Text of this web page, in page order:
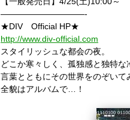
——————————-
★DIV Official HP★
http://www.div-official.com
スタイリッシュな都会の夜。
どこか寒々しく、孤独感と独特な
言葉とともにその世界をのぞいて
全貌はアルバムで…！